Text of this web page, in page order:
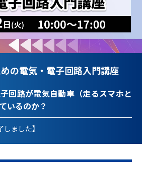
の電気・電子回路入門講座
回路が電気自動車（走るスマホと
いるのか？
しました】